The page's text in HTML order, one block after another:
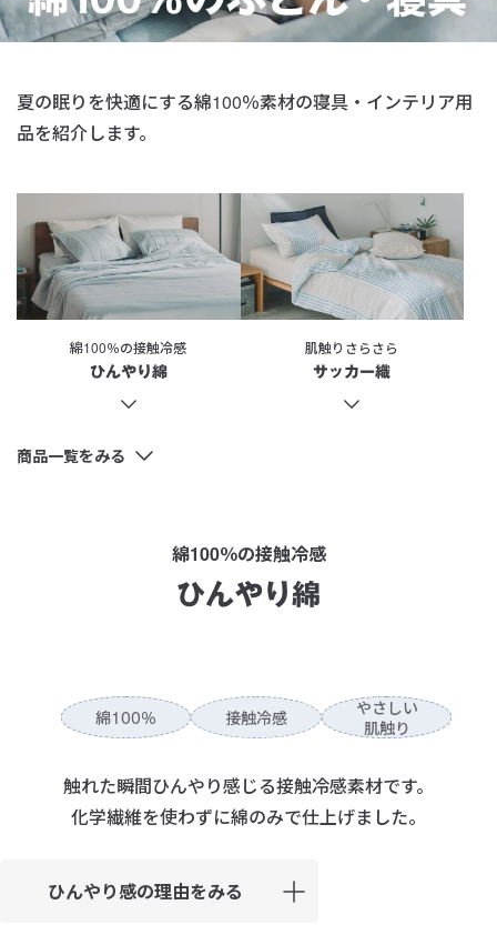
夏の眠りを快適にする綿100％素材の寝具・インテリア用
品を紹介します。
綿100％の接触冷感
ひんやり綿
肌触りさらさら
サッカー織
商品一覧をみる
綿100％の接触冷感
ひんやり綿
綿100％ 接触冷感
やさしい
肌触り
触れた瞬間ひんやり感じる接触冷感素材です。
化学繊維を使わずに綿のみで仕上げました。
ひんやり感の理由をみる